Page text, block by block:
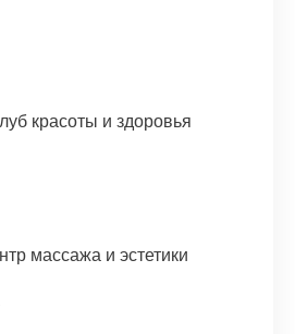
красоты и здоровья
массажа и эстетики